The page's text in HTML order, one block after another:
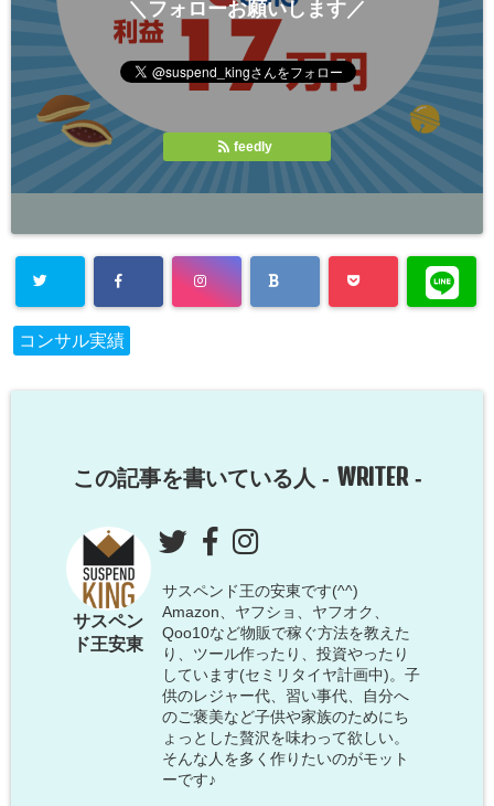
＼フォローお願いします／
feedly
コンサル実績
この記事を書いている人 - WRITER-
サスペン
ド王安東
サスペンド王の安東です(^^)
Amazon、ヤフショ、ヤフオク、
Qoo10など物販で稼ぐ方法を教えた
り、ツール作ったり、投資やったり
しています(セミリタイヤ計画中)。子
供のレジャー代、習い事代、自分へ
のご褒美など子供や家族のためにち
ょっとした贅沢を味わって欲しい。
そんな人を多く作りたいのがモット
ーです♪